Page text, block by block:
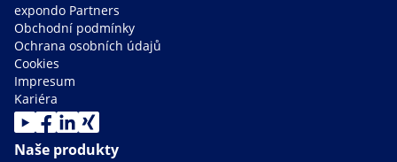
expondo Partners
Obchodní podmínky
Ochrana osobních údajů
Cookies
Impresum
Kariéra
Naše produkty